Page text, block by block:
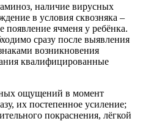
наличие вирусных
в условия сквозняка –
ячменя у ребёнка.
сразу после выявления
возникновения
квалифицированные
ощущений в момент
их постепенное усиление;
покраснения, лёгкой